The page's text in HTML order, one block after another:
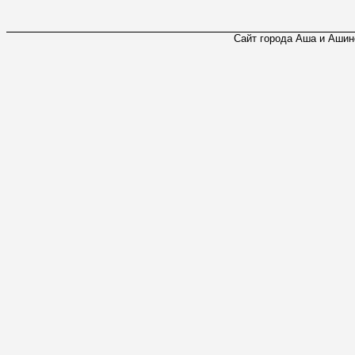
Сайт города Аша и